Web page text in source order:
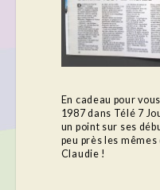
En cadeau pour
1987 dans Télé 7
un point sur ses
peu près les
Claudie !